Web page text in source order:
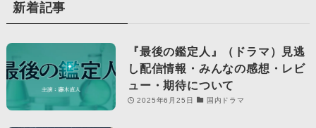
新着記事
『最後の鑑定人』（ドラマ）見逃
し配信情報・みんなの感想・レビ
ュー・期待について
2025年6月25日 国内ドラマ